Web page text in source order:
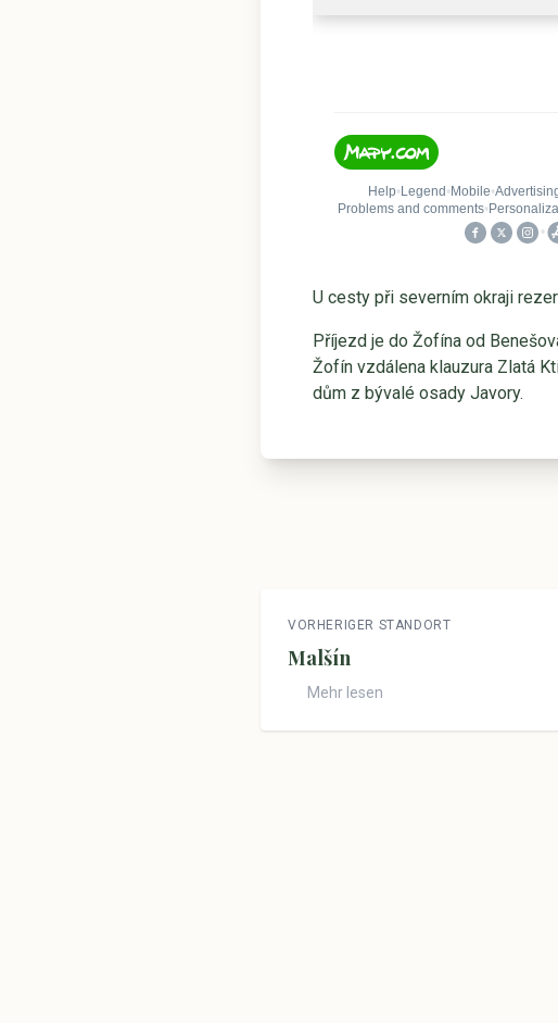
U cesty při severním okraji
Příjezd je do Žofína od
Žofín vzdálena klauzura Zlatá
dům z bývalé osady Javory.
VORHERIGER STANDORT
Malšín
Mehr lesen